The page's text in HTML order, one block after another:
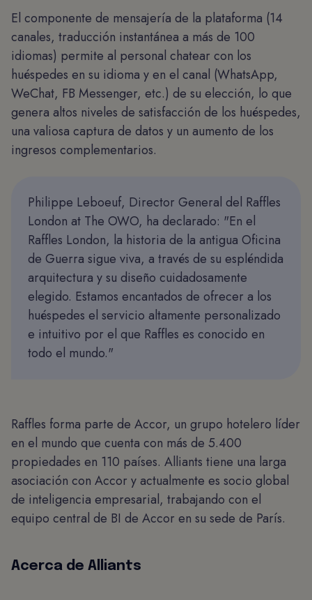
El componente de mensajería de la plataforma (14
canales, traducción instantánea a más de 100
idiomas) permite al personal chatear con los
huéspedes en su idioma y en el canal (WhatsApp,
WeChat, FB Messenger, etc.) de su elección, lo que
genera altos niveles de satisfacción de los huéspedes,
una valiosa captura de datos y un aumento de los
ingresos complementarios.
Philippe Leboeuf, Director General del Raffles
London at The OWO, ha declarado: "En el
Raffles London, la historia de la antigua Oficina
de Guerra sigue viva, a través de su espléndida
arquitectura y su diseño cuidadosamente
elegido. Estamos encantados de ofrecer a los
huéspedes el servicio altamente personalizado
e intuitivo por el que Raffles es conocido en
todo el mundo."
Raffles forma parte de Accor, un grupo hotelero líder
en el mundo que cuenta con más de 5.400
propiedades en 110 países. Alliants tiene una larga
asociación con Accor y actualmente es socio global
de inteligencia empresarial, trabajando con el
equipo central de BI de Accor en su sede de París.
Acerca de Alliants